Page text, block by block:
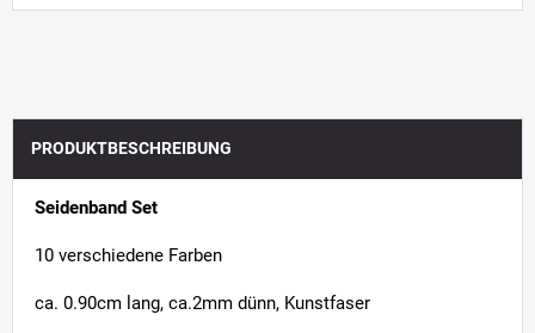
PRODUKTBESCHREIBUNG
Seidenband Set
10 verschiedene Farben
ca. 0.90cm lang, ca.2mm dünn, Kunstfaser